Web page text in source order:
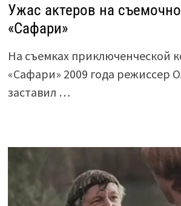
Ужас актеров на
«Сафари»
На съемках приключенческой
«Сафари» 2009 года режиссер
заставил …